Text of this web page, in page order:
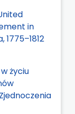
in
życiu